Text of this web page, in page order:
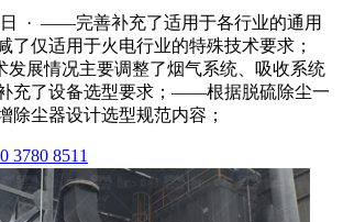
日 · ——完善补充了适用于各行业的通用
了仅适用于火电行业的特殊技术要求；
展情况主要调整了烟气系统、吸收系统
充了设备选型要求；——根据脱硫除尘一
除尘器设计选型规范内容；
3780 8511